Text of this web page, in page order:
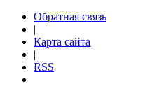
Обратная связь
|
Карта сайта
|
RSS